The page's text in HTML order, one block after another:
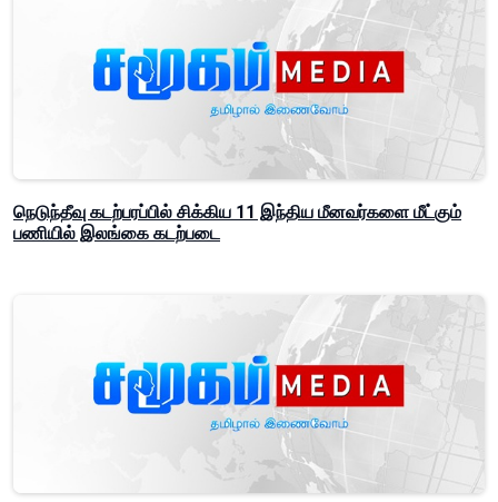
நெடுந்தீவு கடற்பரப்பில் சிக்கிய 11 இந்திய மீனவர்களை மீட்கும்
பணியில் இலங்கை கடற்படை